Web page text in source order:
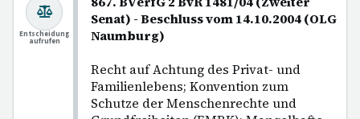
Senat) - Beschluss vom 14.10.2004 (OLG
Naumburg)
Recht auf Achtung des Privat- und
Familienlebens; Konvention zum
Schutze der Menschenrechte und
Entscheidung
aufrufen